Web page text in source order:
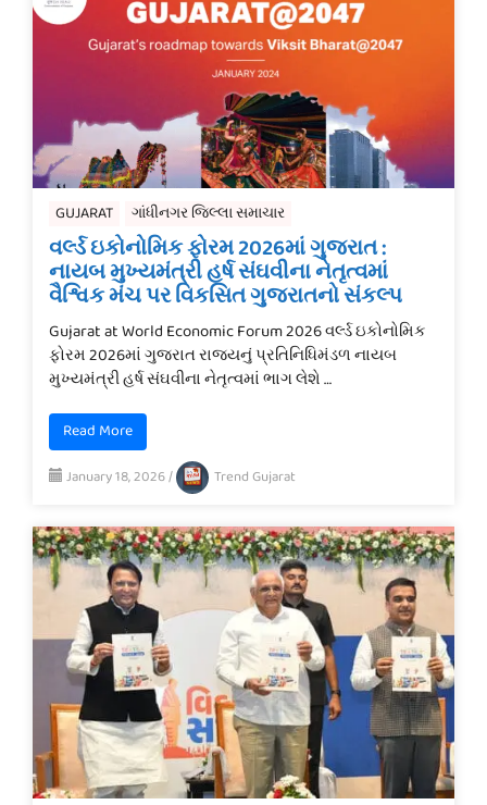
GUJARAT ગાંધીનગર જિલ્લા સમાચાર
વર્લ્ડ ઇકોનોમિક ફોરમ 2026માં ગુજરાત :
નાયબ મુખ્યમંત્રી હર્ષ સંઘવીના નેતૃત્વમાં
વૈશ્વિક મંચ પર વિકસિત ગુજરાતનો સંકલ્પ
Gujarat at World Economic Forum 2026 વર્લ્ડ ઇકોનોમિક
ફોરમ 2026માં ગુજરાત રાજ્યનું પ્રતિનિધિમંડળ નાયબ
મુખ્યમંત્રી હર્ષ સંઘવીના નેતૃત્વમાં ભાગ લેશે …
Read More
January 18, 2026/ Trend Gujarat